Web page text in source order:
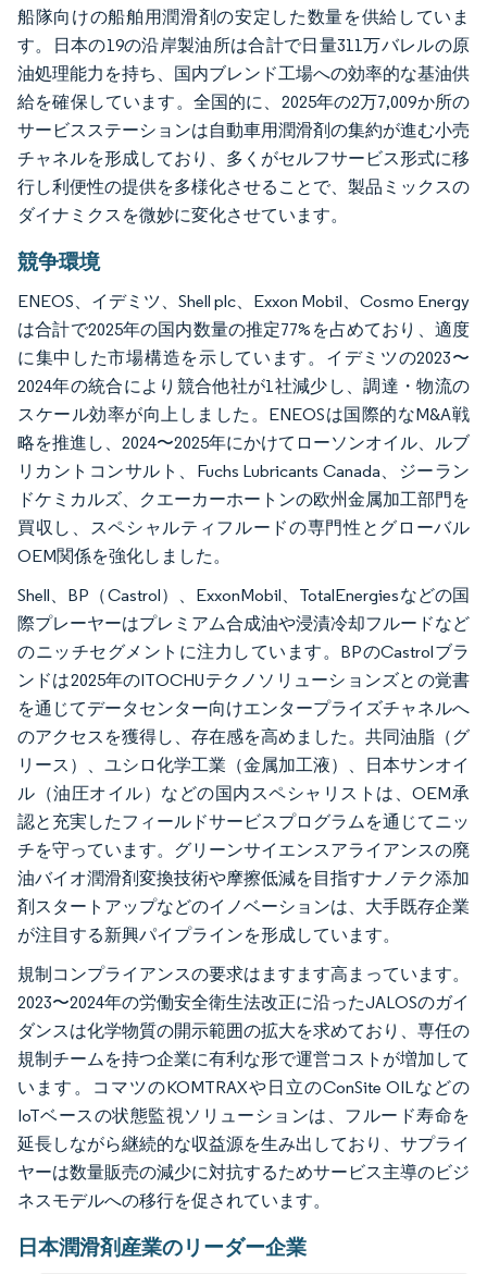
船隊向けの船舶用潤滑剤の安定した数量を供給していま
す。日本の19の沿岸製油所は合計で日量311万バレルの原
油処理能力を持ち、国内ブレンド工場への効率的な基油供
給を確保しています。全国的に、2025年の2万7,009か所の
サービスステーションは自動車用潤滑剤の集約が進む小売
チャネルを形成しており、多くがセルフサービス形式に移
行し利便性の提供を多様化させることで、製品ミックスの
ダイナミクスを微妙に変化させています。
競争環境
ENEOS、イデミツ、Shell plc、Exxon Mobil、Cosmo Energy
は合計で2025年の国内数量の推定77%を占めており、適度
に集中した市場構造を示しています。イデミツの2023〜
2024年の統合により競合他社が1社減少し、調達・物流の
スケール効率が向上しました。ENEOSは国際的なM&A戦
略を推進し、2024〜2025年にかけてローソンオイル、ルブ
リカントコンサルト、Fuchs Lubricants Canada、ジーラン
ドケミカルズ、クエーカーホートンの欧州金属加工部門を
買収し、スペシャルティフルードの専門性とグローバル
OEM関係を強化しました。
Shell、BP（Castrol）、ExxonMobil、TotalEnergiesなどの国
際プレーヤーはプレミアム合成油や浸漬冷却フルードなど
のニッチセグメントに注力しています。BPのCastrolブラ
ンドは2025年のITOCHUテクノソリューションズとの覚書
を通じてデータセンター向けエンタープライズチャネルへ
のアクセスを獲得し、存在感を高めました。共同油脂（グ
リース）、ユシロ化学工業（金属加工液）、日本サンオイ
ル（油圧オイル）などの国内スペシャリストは、OEM承
認と充実したフィールドサービスプログラムを通じてニッ
チを守っています。グリーンサイエンスアライアンスの廃
油バイオ潤滑剤変換技術や摩擦低減を目指すナノテク添加
剤スタートアップなどのイノベーションは、大手既存企業
が注目する新興パイプラインを形成しています。
規制コンプライアンスの要求はますます高まっています。
2023〜2024年の労働安全衛生法改正に沿ったJALOSのガイ
ダンスは化学物質の開示範囲の拡大を求めており、専任の
規制チームを持つ企業に有利な形で運営コストが増加して
います。コマツのKOMTRAXや日立のConSite OILなどの
IoTベースの状態監視ソリューションは、フルード寿命を
延長しながら継続的な収益源を生み出しており、サプライ
ヤーは数量販売の減少に対抗するためサービス主導のビジ
ネスモデルへの移行を促されています。
日本潤滑剤産業のリーダー企業